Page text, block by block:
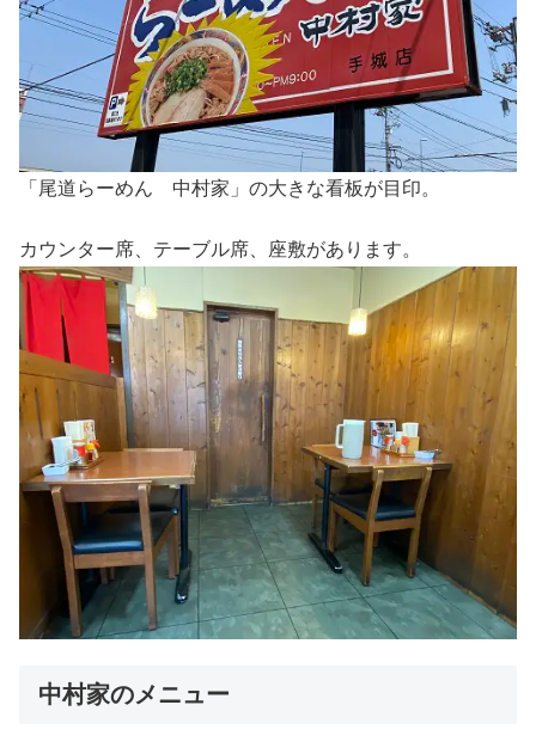
「尾道らーめん 中村家」の大きな看板が目印。
カウンター席、テーブル席、座敷があります。
中村家のメニュー